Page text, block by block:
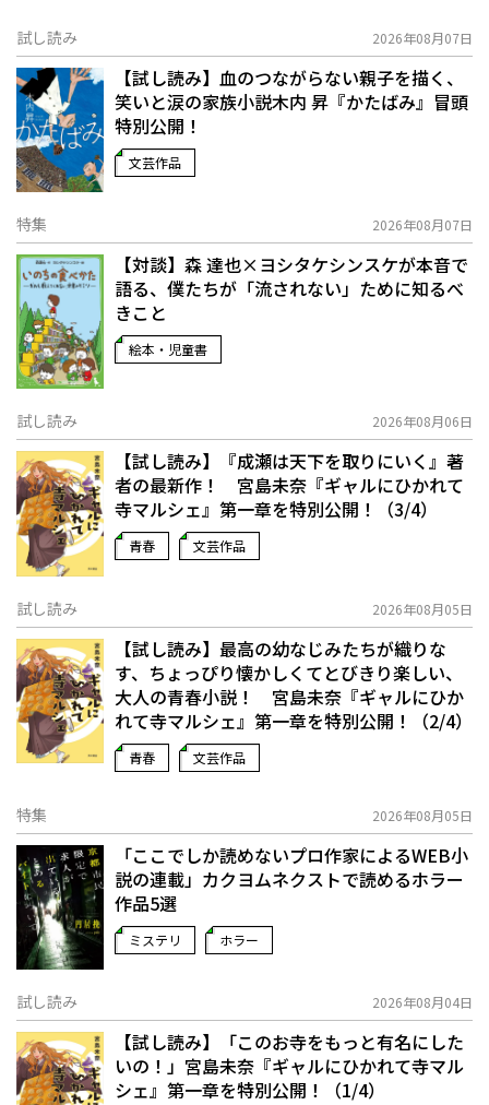
試し読み 2026年08月07日
【試し読み】血のつながらない親子を描く、
笑いと涙の家族小説――木内 昇『かたばみ』冒頭
特別公開！
文芸作品
特集 2026年08月07日
【対談】森 達也×ヨシタケシンスケが本音で
語る、僕たちが「流されない」ために知るべ
きこと
絵本・児童書
試し読み 2026年08月06日
【試し読み】『成瀬は天下を取りにいく』著
者の最新作！ 宮島未奈『ギャルにひかれて
寺マルシェ』第一章を特別公開！（3/4）
青春 文芸作品
試し読み 2026年08月05日
【試し読み】最高の幼なじみたちが織りな
す、ちょっぴり懐かしくてとびきり楽しい、
大人の青春小説！ 宮島未奈『ギャルにひか
れて寺マルシェ』第一章を特別公開！（2/4）
青春 文芸作品
特集 2026年08月05日
「ここでしか読めないプロ作家によるWEB小
説の連載」――カクヨムネクストで読めるホラー
作品5選
ミステリ ホラー
試し読み 2026年08月04日
【試し読み】「このお寺をもっと有名にした
いの！」宮島未奈『ギャルにひかれて寺マル
シェ』第一章を特別公開！（1/4）